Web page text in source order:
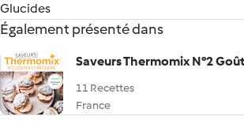
Glucides
Également présenté dans
Saveurs Thermomix N°2
11 Recettes
France